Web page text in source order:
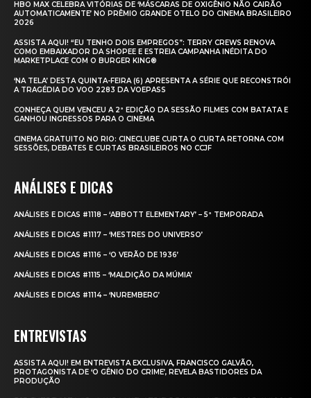
HBO MAX CELEBRA VITÓRIAS DE ‘MÁSCARAS DE OXIGÊNIO NÃO CAIRÃO
AUTOMATICAMENTE’ NO PRÊMIO GRANDE OTELO DO CINEMA BRASILEIRO
2026
ASSISTA AQUI! “EU TENHO DOIS EMPREGOS”: TERRY CREWS RENOVA
COMO EMBAIXADOR DA SHOPEE E ESTREIA CAMPANHA INÉDITA DO
MARKETPLACE COM O BURGER KING®
‘NA TELA’ DESTA QUINTA-FEIRA (6) APRESENTA A SÉRIE QUE RECONSTRÓI
A TRAGÉDIA DO VOO 2283 DA VOEPASS
CONHEÇA QUEM VENCEU A 2ª EDIÇÃO DA SESSÃO FILMES COM BATATA E
GANHOU INGRESSOS PARA O CINEMA
CINEMA GRATUITO NO RIO: CINECLUBE CURTA O CURTA RETORNA COM
SESSÕES, DEBATES E CURTAS BRASILEIROS NO CCJF
ANÁLISES E DICAS
ANÁLISES E DICAS #1118 – ‘ABBOTT ELEMENTARY’ – 5ª TEMPORADA
ANÁLISES E DICAS #1117 – ‘MESTRES DO UNIVERSO’
ANÁLISES E DICAS #1116 – ‘O VERÃO DE 1936’
ANÁLISES E DICAS #1115 – ‘MALDIÇÃO DA MÚMIA’
ANÁLISES E DICAS #1114 – ‘NUREMBERG’
ENTREVISTAS
ASSISTA AQUI! EM ENTREVISTA EXCLUSIVA, FRANCISCO GALVÃO,
PROTAGONISTA DE ‘O GÊNIO DO CRIME’, REVELA BASTIDORES DA
PRODUÇÃO